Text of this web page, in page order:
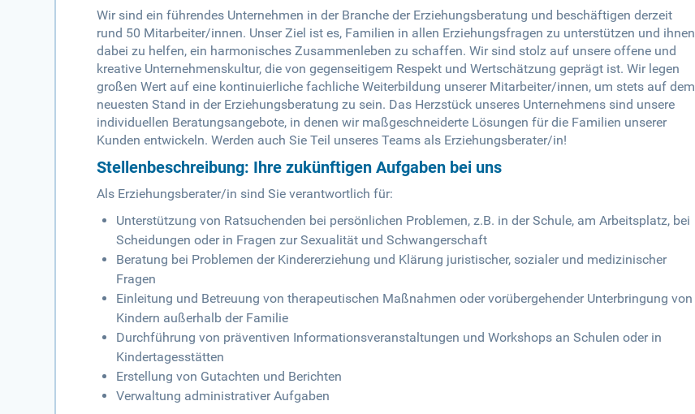
Wir sind ein führendes Unternehmen in der Branche der Erziehungsberatung und beschäftigen derzeit
rund 50 Mitarbeiter/innen. Unser Ziel ist es, Familien in allen Erziehungsfragen zu unterstützen und ihnen
dabei zu helfen, ein harmonisches Zusammenleben zu schaffen. Wir sind stolz auf unsere offene und
kreative Unternehmenskultur, die von gegenseitigem Respekt und Wertschätzung geprägt ist. Wir legen
großen Wert auf eine kontinuierliche fachliche Weiterbildung unserer Mitarbeiter/innen, um stets auf dem
neuesten Stand in der Erziehungsberatung zu sein. Das Herzstück unseres Unternehmens sind unsere
individuellen Beratungsangebote, in denen wir maßgeschneiderte Lösungen für die Familien unserer
Kunden entwickeln. Werden auch Sie Teil unseres Teams als Erziehungsberater/in!
Stellenbeschreibung: Ihre zukünftigen Aufgaben bei uns
Als Erziehungsberater/in sind Sie verantwortlich für:
Unterstützung von Ratsuchenden bei persönlichen Problemen, z.B. in der Schule, am Arbeitsplatz, bei
Scheidungen oder in Fragen zur Sexualität und Schwangerschaft
Beratung bei Problemen der Kindererziehung und Klärung juristischer, sozialer und medizinischer
Fragen
Einleitung und Betreuung von therapeutischen Maßnahmen oder vorübergehender Unterbringung von
Kindern außerhalb der Familie
Durchführung von präventiven Informationsveranstaltungen und Workshops an Schulen oder in
Kindertagesstätten
Erstellung von Gutachten und Berichten
Verwaltung administrativer Aufgaben